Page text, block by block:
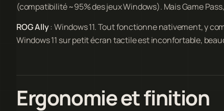
(compatibilité ~95% des jeux Windows). Mais Game
ROG Ally: Windows 11. Tout fonctionne nativement, y
Windows 11 sur petit écran tactile est inconfortable,
Ergonomie et finition